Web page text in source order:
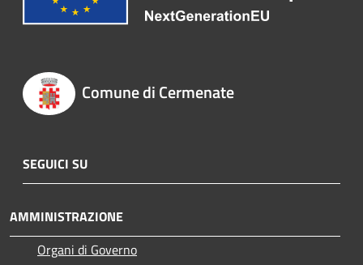
Comune di Cermenate
SEGUICI SU
AMMINISTRAZIONE
Organi di Governo